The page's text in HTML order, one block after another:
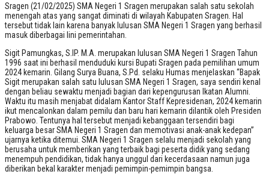
Sragen (21/02/2025) SMA Negeri 1 Sragen merupakan salah satu sekolah
menengah atas yang sangat diminati di wilayah Kabupaten Sragen. Hal
tersebut tidak lain karena banyak lulusan SMA Negeri 1 Sragen yang berhasil
masuk diberbagai lini pemerintahan.
Sigit Pamungkas, S.IP. M.A. merupakan lulusan SMA Negeri 1 Sragen Tahun
1996 saat ini berhasil menduduki kursi Bupati Sragen pada pemilihan umum
2024 kemarin. Gilang Surya Buana, S.Pd. selaku Humas menjelaskan “Bapak
Sigit merupakan salah satu lulusan SMA Negeri 1 Sragen, saya sendiri kenal
dengan beliau sewaktu menjadi bagian dari kepengurusan Ikatan Alumni.
Waktu itu masih menjabat didalam Kantor Staff Kepresidenan, 2024 kemarin
ikut mencalonkan dalam pemilu dan baru hari kemarin dilantik oleh Presiden
Prabowo. Tentunya hal tersebut menjadi kebanggaan tersendiri bagi
keluarga besar SMA Negeri 1 Sragen dan memotivasi anak-anak kedepan”
ujarnya ketika ditemui. SMA Negeri 1 Sragen selalu menjadi sekolah yang
berusaha untuk memberikan yang terbaik bagi peserta didik yang sedang
menempuh pendidikan, tidak hanya unggul dari kecerdasaan namun juga
diberikan bekal karakter menjadi pemimpin-pemimpin bangsa.